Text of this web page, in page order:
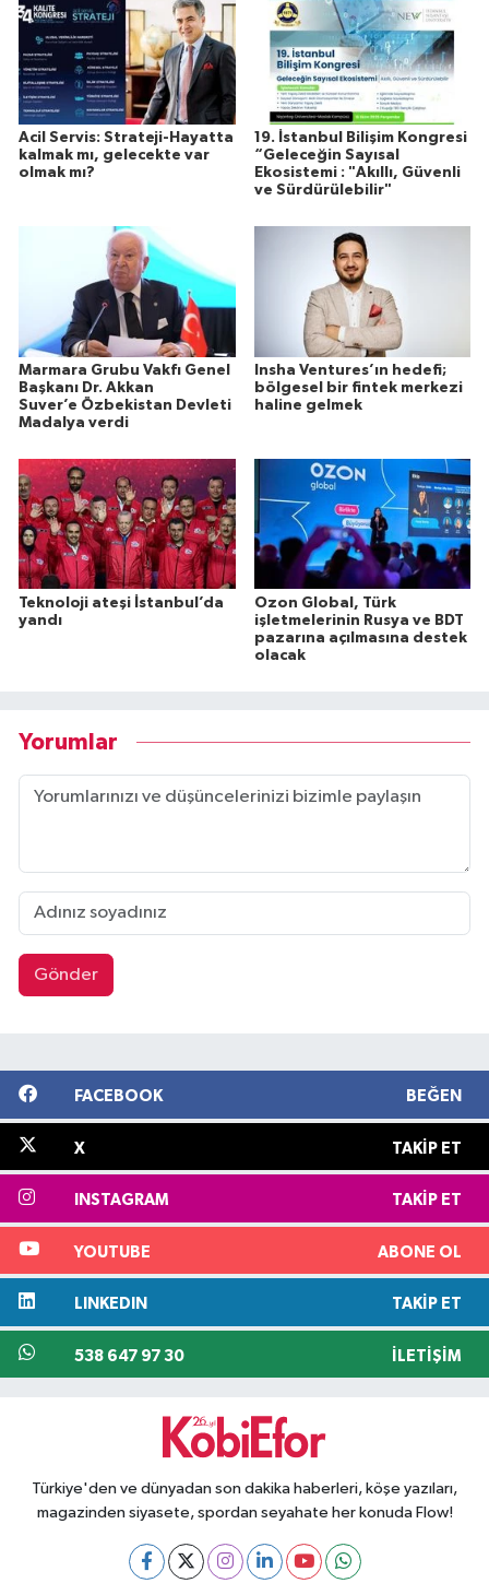
Acil Servis: Strateji-Hayatta
kalmak mı, gelecekte var
olmak mı?
19. İstanbul Bilişim Kongresi
“Geleceğin Sayısal
Ekosistemi : "Akıllı, Güvenli
ve Sürdürülebilir"
Marmara Grubu Vakfı Genel
Başkanı Dr. Akkan
Suver’e Özbekistan Devleti
Madalya verdi
Insha Ventures’ın hedefi;
bölgesel bir fintek merkezi
haline gelmek
Teknoloji ateşi İstanbul’da
yandı
Ozon Global, Türk
işletmelerinin Rusya ve BDT
pazarına açılmasına destek
olacak
Yorumlar
Gönder
FACEBOOK BEĞEN
X TAKIP ET
INSTAGRAM TAKIP ET
YOUTUBE ABONE OL
LINKEDIN TAKIP ET
538 647 97 30 İLETIŞIM
Türkiye'den ve dünyadan son dakika haberleri, köşe yazıları,
magazinden siyasete, spordan seyahate her konuda Flow!